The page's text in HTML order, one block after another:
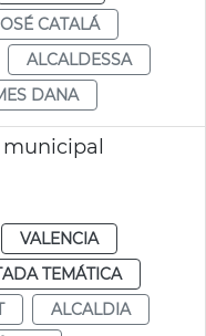
CATALÁ
ALCALDESSA
DANA
VALENCIA
TEMÁTICA
ALCALDIA